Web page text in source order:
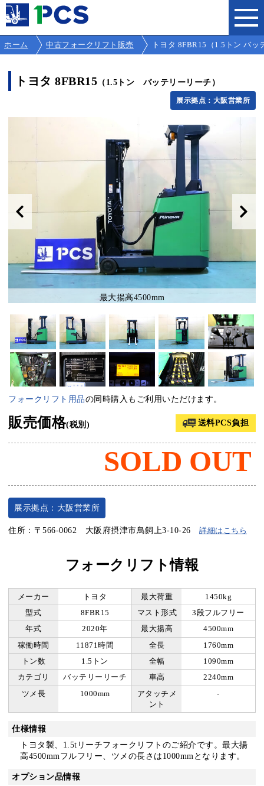
ホーム 中古フォークリフト販売 トヨタ 8FBR15（1.5トン バ
トヨタ 8FBR15 （1.5トン バッテリーリーチ）
展示拠点：大阪営業所
最大揚高4500mm
フォークリフト用品の同時購入もご利用いただけます。
展示拠点：大阪営業所
住所：〒566-0062 大阪府摂津市鳥飼上3-10-26 詳細はこちら
フォークリフト情報
メーカー トヨタ 最大荷重
1450kg
型式
8FBR15 マスト形式
3段フルフリー
年式
2020年 最大揚高
4500mm
稼働時間
11871時間 全長
1760mm
トン数
1.5トン 全幅
1090mm
カテゴリ
バッテリーリーチ 車高
2240mm
ツメ長
1000mm
アタッチメ
ント
-
仕様情報
トヨタ製、1.5tリーチフォークリフトのご紹介です。最大揚
高4500mmフルフリー、ツメの長さは1000mmとなります。
オプション品情報
販売価格(税別) 送料PCS負担
SOLD OUT